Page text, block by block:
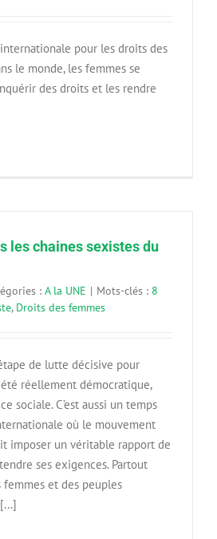
pour les droits des
le monde, les femmes se
des droits et les rendre
les chaines sexistes du
: A la UNE | Mots-clés : 8
, Droits des femmes
de lutte décisive pour
réellement démocratique,
sociale. C’est aussi un temps
où le mouvement
imposer un véritable rapport de
ses exigences. Partout
femmes et des peuples